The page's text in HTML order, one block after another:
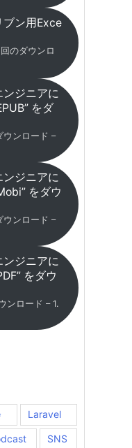
ブン用Exce
のダウンロ
ンジニアに
をダ
ンロード –
ンジニアに
をダウ
ンロード –
ンジニアに
をダウ
ンロード – 1.
Laravel
SNS